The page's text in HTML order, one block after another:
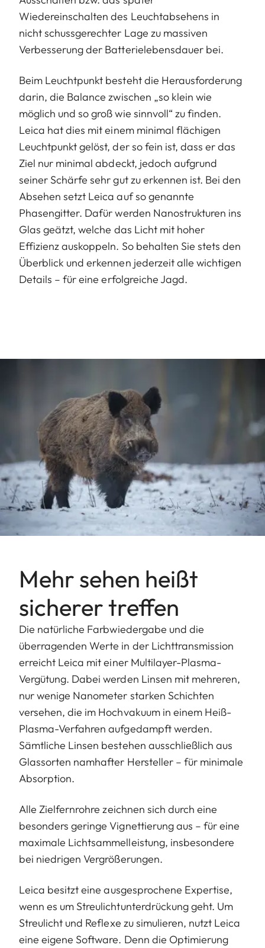
Wiedereinschalten des Leuchtabsehens in
nicht schussgerechter Lage zu massiven
Verbesserung der Batterielebensdauer bei.
Beim Leuchtpunkt besteht die Herausforderung
darin, die Balance zwischen „so klein wie
möglich und so groß wie sinnvoll“ zu finden.
Leica hat dies mit einem minimal flächigen
Leuchtpunkt gelöst, der so fein ist, dass er das
Ziel nur minimal abdeckt, jedoch aufgrund
seiner Schärfe sehr gut zu erkennen ist. Bei den
Absehen setzt Leica auf so genannte
Phasengitter. Dafür werden Nanostrukturen ins
Glas geätzt, welche das Licht mit hoher
Effizienz auskoppeln. So behalten Sie stets den
Überblick und erkennen jederzeit alle wichtigen
Details – für eine erfolgreiche Jagd.
Mehr sehen heißt
sicherer treffen
Die natürliche Farbwiedergabe und die
überragenden Werte in der Lichttransmission
erreicht Leica mit einer Multilayer-Plasma-
Vergütung. Dabei werden Linsen mit mehreren,
nur wenige Nanometer starken Schichten
versehen, die im Hochvakuum in einem Heiß-
Plasma-Verfahren aufgedampft werden.
Sämtliche Linsen bestehen ausschließlich aus
Glassorten namhafter Hersteller – für minimale
Absorption.
Alle Zielfernrohre zeichnen sich durch eine
besonders geringe Vignettierung aus – für eine
maximale Lichtsammelleistung, insbesondere
bei niedrigen Vergrößerungen.
Leica besitzt eine ausgesprochene Expertise,
wenn es um Streulichtunterdrückung geht. Um
Streulicht und Reflexe zu simulieren, nutzt Leica
eine eigene Software. Denn die Optimierung